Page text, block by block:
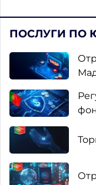
ПОСЛУГИ ПО